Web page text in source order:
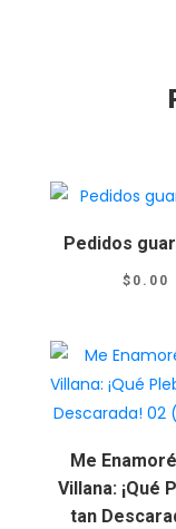
Pedidos
$ 0.00
Me
Villana: ¡Qué
tan